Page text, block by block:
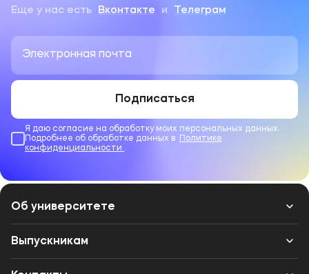
Еще у нас есть Вконтакте и Телеграм
Подписаться
Я даю согласие на обработку моих персональных данных.
Подробнее об обработке данных в
Политике
конфиденциальности .
Об университете
Лицензии и документы
Выпускникам